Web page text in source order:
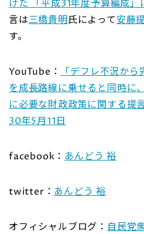
けた 「平成31年度予算編成」
言は三橋貴明氏によって安藤
す。
YouTube：
「デフレ不況か
を成長路線に乗せると同時に
に必要な財政政策に関する
30年5月11日
facebook： あんどう 裕
twitter： あんどう 裕
オフィシャルブログ： 自民党